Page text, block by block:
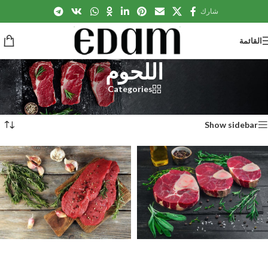
شارك
القائمة
اللحوم
Categories
عرض 1–12 من أصل 19 نتيجة
Show sidebar